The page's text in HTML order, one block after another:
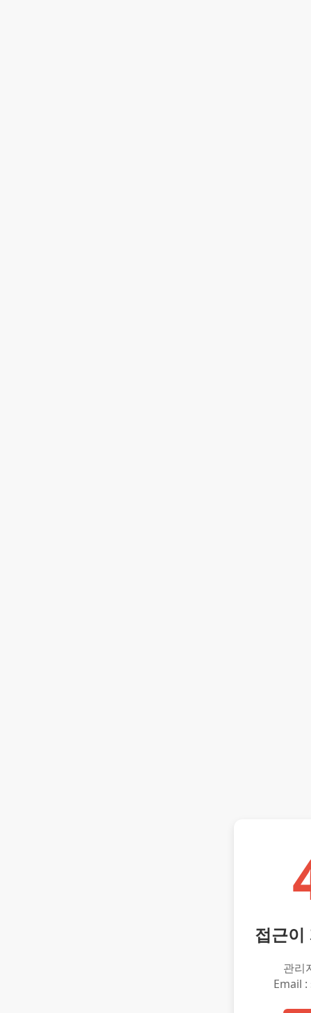
접근이
관리
Email